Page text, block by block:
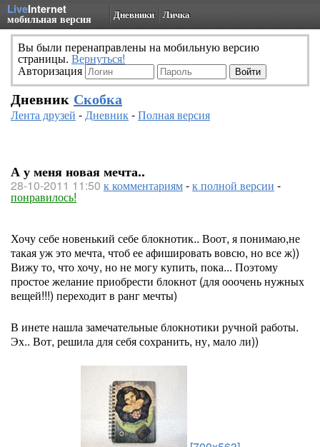
LiveInternet
мобильная версия Дневники Личка
Вы были перенаправлены на мобильную версию
страницы. Вернуться!
Авторизация
Дневник Скобка
Лента друзей -Дневник-Полная версия
А у меня новая мечта..
28-10-2011 11:50 к комментариям-к полной версии -
понравилось!
Хочу себе новенький себе блокнотик.. Воот, я понимаю,не
такая уж это мечта, чтоб ее афишировать вовсю, но все ж))
Вижу то, что хочу, но не могу купить, пока... Поэтому
простое желание приобрести блокнот (для ооочень нужных
вещей!!!) переходит в ранг мечты)
В инете нашла замечательные блокнотики ручной работы.
Эх.. Вот, решила для себя сохранить, ну, мало ли))